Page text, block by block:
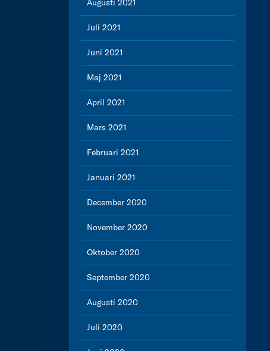
Augusti 2021
Juli 2021
Juni 2021
Maj 2021
April 2021
Mars 2021
Februari 2021
Januari 2021
December 2020
November 2020
Oktober 2020
September 2020
Augusti 2020
Juli 2020